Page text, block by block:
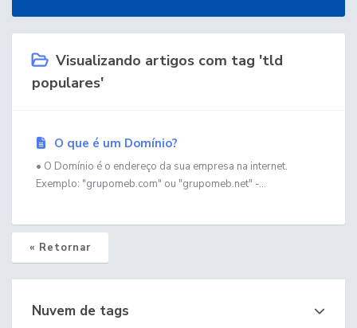
Visualizando artigos com tag 'tld
populares'
O que é um Domínio?
• O Domínio é o endereço da sua empresa na internet.
Exemplo: "grupomeb.com" ou "grupomeb.net" -...
« Retornar
Nuvem de tags